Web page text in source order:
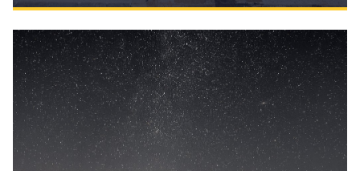
Coburgovský kaštieľ v Jelšave
Coburgovský kaštieľ v Jelšave ožíva ako